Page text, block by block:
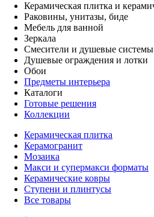
Керамическая плитка и
Раковины, унитазы, биде
Мебель для ванной
Зеркала
Смесители и душевые системы
Душевые ограждения и лотки
Обои
Предметы интерьера
Каталоги
Готовые решения
Коллекции
Керамическая плитка
Керамогранит
Мозаика
Макси и супермакси форматы
Керамические ковры
Ступени и плинтусы
Все товары